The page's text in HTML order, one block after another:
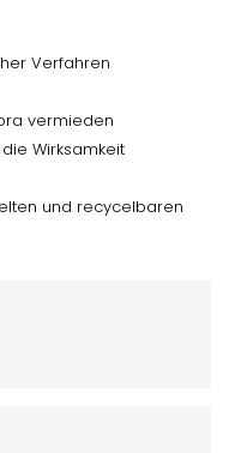
Verfahren
vermieden
Wirksamkeit
und recycelbaren